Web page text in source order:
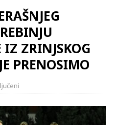
IZ ZRINJSKOG
PRENOSIMO